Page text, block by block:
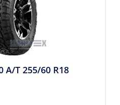
A/T 255/60 R18